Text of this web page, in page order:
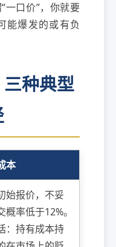
一口价”，你就要
能爆发的或有负
种典型
本
始报价，不妥
率低于12%。
：持有成本持